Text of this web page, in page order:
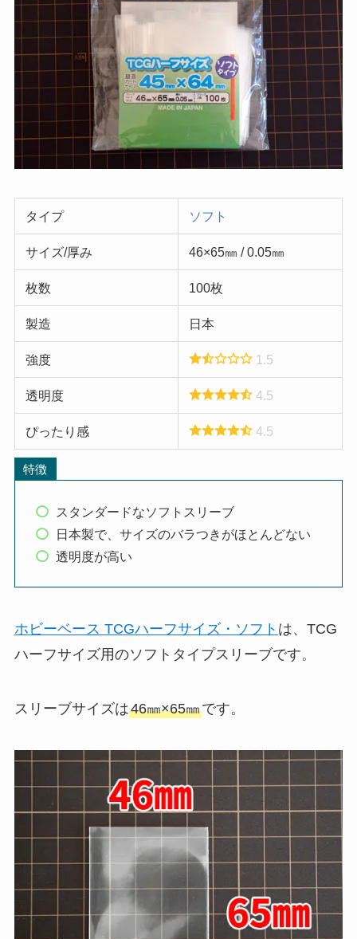
タイプ ソフト
サイズ/厚み 46×65㎜ / 0.05㎜
枚数 100枚
製造 日本
強度 1.5
透明度 4.5
ぴったり感 4.5
特徴
スタンダードなソフトスリーブ
日本製で、サイズのバラつきがほとんどない
透明度が高い
ホビーベース TCGハーフサイズ・ソフト は、TCG
ハーフサイズ用のソフトタイプスリーブです。
スリーブサイズは46㎜×65㎜です。